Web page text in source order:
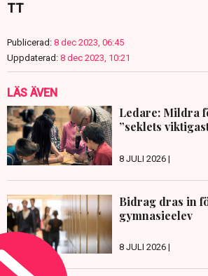
TT
Publicerad: 8 dec 2023, 06:45
Uppdaterad: 8 dec 2023, 10:21
LÄS ÄVEN
Ledare: Mildra
”seklets
8 JULI 2026 |
Bidrag dras in
gymnasieelev
8 JULI 2026 |